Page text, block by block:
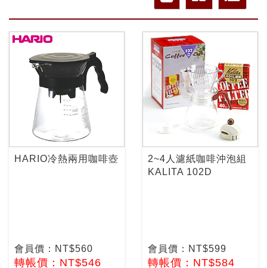
HARIO冷熱兩用咖啡壺
會員價：NT$560
轉帳價：NT$546
2~4人濾紙咖啡沖泡組
KALITA 102D
會員價：NT$599
轉帳價：NT$584